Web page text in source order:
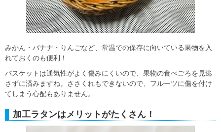
みかん・バナナ・りんごなど、常温での保存に向いている果物を入
れておくのも便利！
バスケットは通気性がよく傷みにくいので、果物の食べごろを見逃
さずに済みますね。ささくれもできないので、フルーツに傷を付け
てしまう心配もありません。
加工ラタンはメリットがたくさん！